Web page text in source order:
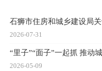
石狮市住房和城乡建设局
2026-07-31
“里子”“面子”一起抓 推动
2026-05-09